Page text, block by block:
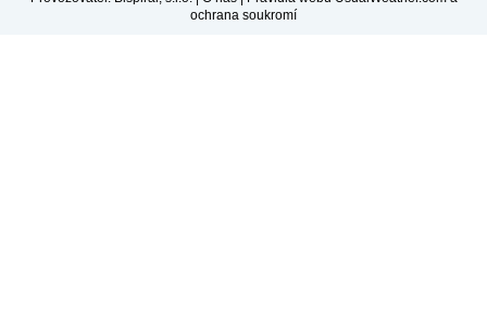
ochrana soukromí